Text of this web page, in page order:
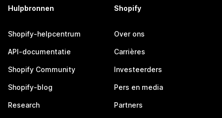
Hulpbronnen
Shopify-helpcentrum
API-documentatie
Shopify Community
Shopify-blog
Research
Shopify
Over ons
Carrières
Investeerders
Pers en media
Partners